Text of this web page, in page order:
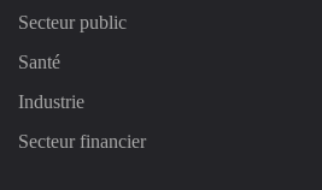
Secteur public
Santé
Industrie
Secteur financier